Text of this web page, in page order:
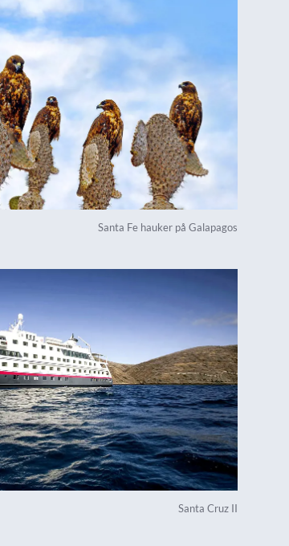
Santa Fe hauker på Galapagos
Santa Cruz II